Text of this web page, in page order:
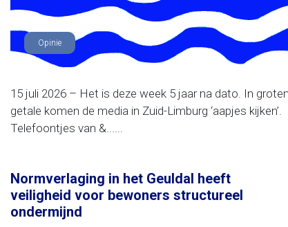
Opinie
15 juli 2026 – Het is deze week 5 jaar na dato. In groten
getale komen de media in Zuid-Limburg ‘aapjes kijken’.
Telefoontjes van &......
Normverlaging in het Geuldal heeft
veiligheid voor bewoners structureel
ondermijnd